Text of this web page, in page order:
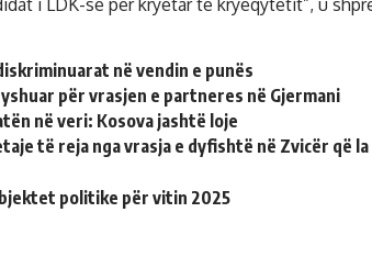
i LDK-së për kryetar të kryeqytetit”, u
në vendin e punës
për vrasjen e partneres në Gjermani
në veri: Kosova jashtë loje
të reja nga vrasja e dyfishtë në Zvicër që
politike për vitin 2025